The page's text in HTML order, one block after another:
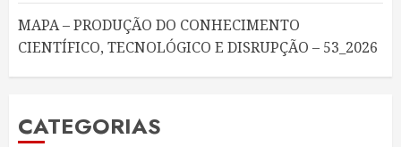
MAPA – PRODUÇÃO DO CONHECIMENTO
CIENTÍFICO, TECNOLÓGICO E DISRUPÇÃO – 53_2026
CATEGORIAS